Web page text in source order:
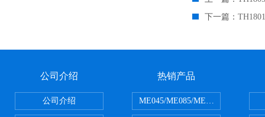
下一篇：
公司介绍
公司介绍
热销产品
ME045/ME085/ME150ME系列